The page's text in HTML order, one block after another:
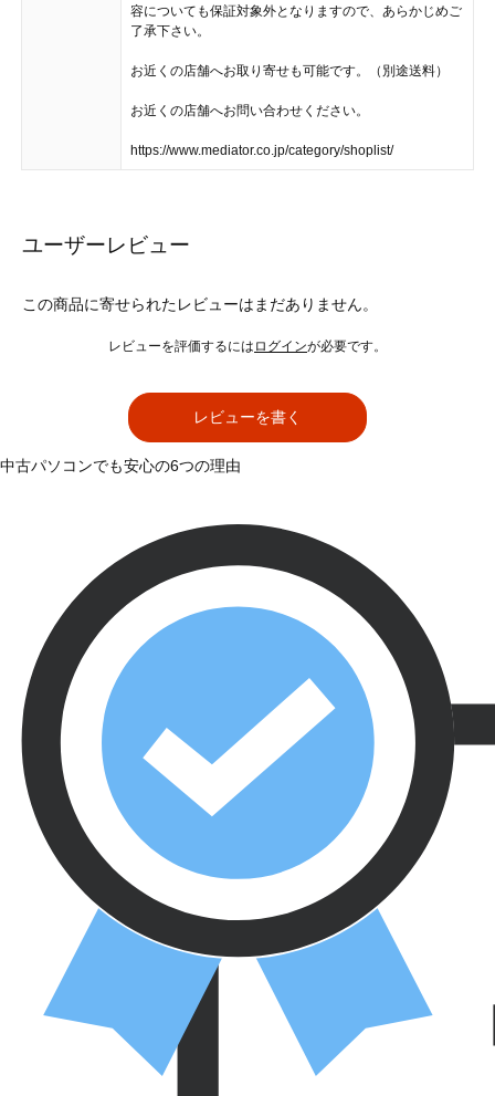
容についても保証対象外となりますので、あらかじめご
了承下さい。
お近くの店舗へお取り寄せも可能です。（別途送料）
お近くの店舗へお問い合わせください。
https://www.mediator.co.jp/category/shoplist/
ユーザーレビュー
この商品に寄せられたレビューはまだありません。
レビューを評価するには ログインが必要です。
レビューを書く
中古パソコンでも安心の6つの理由